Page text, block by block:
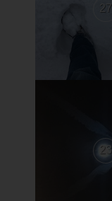
27
23